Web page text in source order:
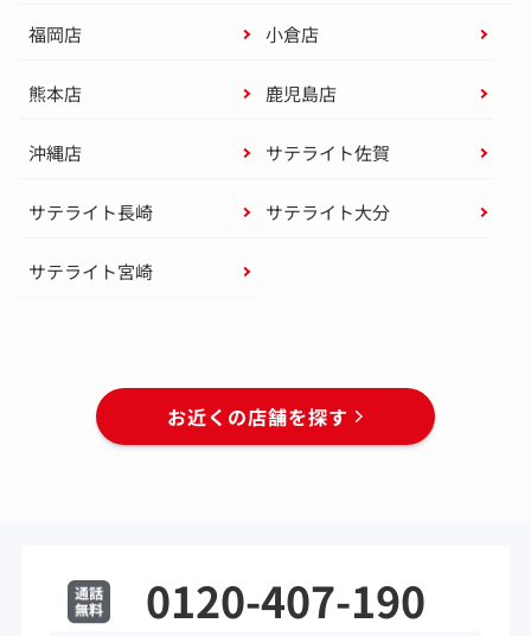
福岡店 小倉店
熊本店 鹿児島店
沖縄店 サテライト佐賀
サテライト長崎 サテライト大分
サテライト宮崎
お近くの店舗を探す
0120-407-190